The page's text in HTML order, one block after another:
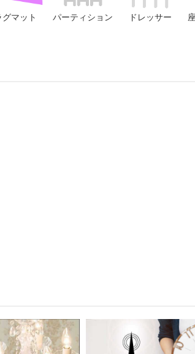
グマット パーティション ドレッサー